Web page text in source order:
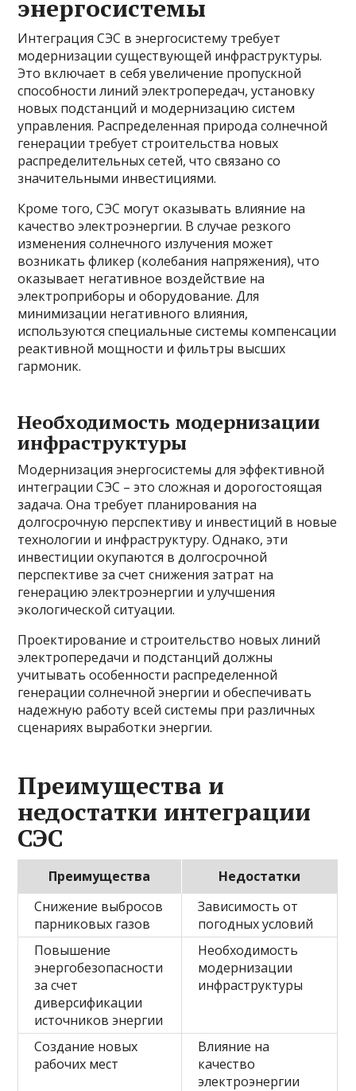
энергосистемы
Интеграция СЭС в энергосистему требует
модернизации существующей инфраструктуры.
Это включает в себя увеличение пропускной
способности линий электропередач, установку
новых подстанций и модернизацию систем
управления. Распределенная природа солнечной
генерации требует строительства новых
распределительных сетей, что связано со
значительными инвестициями.
Кроме того, СЭС могут оказывать влияние на
качество электроэнергии. В случае резкого
изменения солнечного излучения может
возникать фликер (колебания напряжения), что
оказывает негативное воздействие на
электроприборы и оборудование. Для
минимизации негативного влияния,
используются специальные системы компенсации
реактивной мощности и фильтры высших
гармоник.
Необходимость модернизации
инфраструктуры
Модернизация энергосистемы для эффективной
интеграции СЭС – это сложная и дорогостоящая
задача. Она требует планирования на
долгосрочную перспективу и инвестиций в новые
технологии и инфраструктуру. Однако, эти
инвестиции окупаются в долгосрочной
перспективе за счет снижения затрат на
генерацию электроэнергии и улучшения
экологической ситуации.
Проектирование и строительство новых линий
электропередачи и подстанций должны
учитывать особенности распределенной
генерации солнечной энергии и обеспечивать
надежную работу всей системы при различных
сценариях выработки энергии.
Преимущества и
недостатки интеграции
СЭС
Преимущества
Недостатки
Снижение выбросов
парниковых газов
Зависимость от
погодных условий
Повышение
энергобезопасности
за счет
диверсификации
источников энергии
Необходимость
модернизации
инфраструктуры
Создание новых
рабочих мест
Влияние на
качество
электроэнергии